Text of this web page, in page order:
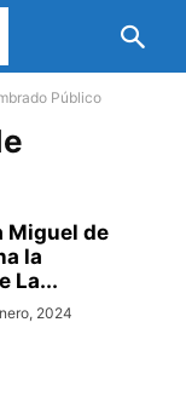
Público
Miguel de
la
La...
2024